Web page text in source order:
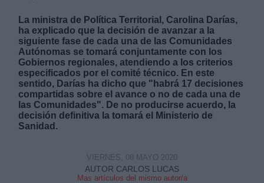
La ministra de Política Territorial, Carolina Darías,
ha explicado que la decisión de avanzar a la
siguiente fase de cada una de las Comunidades
Autónomas se tomará conjuntamente con los
Gobiernos regionales, atendiendo a los criterios
especificados por el comité técnico. En este
sentido, Darías ha dicho que "habrá 17 decisiones
compartidas sobre el avance o no de cada una de
las Comunidades". De no producirse acuerdo, la
decisión definitiva la tomará el Ministerio de
Sanidad.
AUTOR CARLOS LUCAS
Mas artículos del mismo autor/a
VIERNES, 08 MAYO 2020
Derechos:
Información adicional